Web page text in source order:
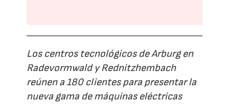
Los centros tecnológicos de Arburg en
Radevormwald y Rednitzhembach
reúnen a 180 clientes para presentar la
nueva gama de máquinas eléctricas